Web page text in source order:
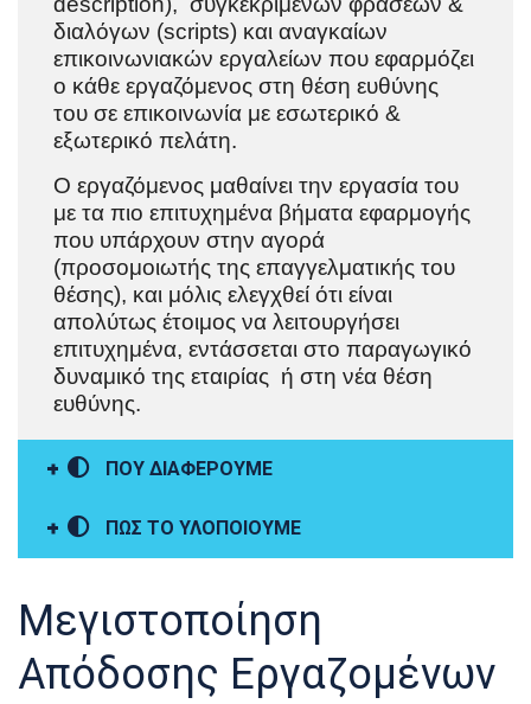
διαλόγων (scripts) και αναγκαίων
επικοινωνιακών εργαλείων που εφαρμόζει
ο κάθε εργαζόμενος στη θέση ευθύνης
του σε επικοινωνία με εσωτερικό &
εξωτερικό πελάτη.
Ο εργαζόμενος μαθαίνει την εργασία του
με τα πιο επιτυχημένα βήματα εφαρμογής
που υπάρχουν στην αγορά
(προσομοιωτής της επαγγελματικής του
θέσης), και μόλις ελεγχθεί ότι είναι
απολύτως έτοιμος να λειτουργήσει
επιτυχημένα, εντάσσεται στο παραγωγικό
δυναμικό της εταιρίας ή στη νέα θέση
ευθύνης.
ΠΟΥ ΔΙΑΦΕΡΟΥΜΕ
ΠΩΣ ΤΟ ΥΛΟΠΟΙΟΥΜΕ
Μεγιστοποίηση
Απόδοσης Εργαζομένων